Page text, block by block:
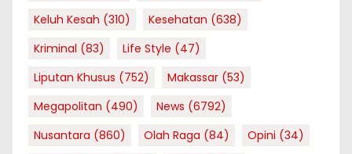
Keluh Kesah (310) Kesehatan (638)
Kriminal (83) Life Style (47)
Liputan Khusus (752) Makassar (53)
Megapolitan (490) News (6792)
Nusantara (860) Olah Raga (84) Opini (34)